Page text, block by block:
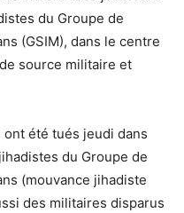
du Groupe de
(GSIM), dans le centre
source militaire et
ont été tués jeudi dans
du Groupe de
(mouvance jihadiste
des militaires disparus